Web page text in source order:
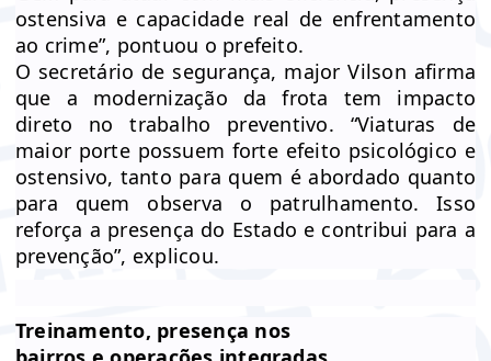
ostensiva e capacidade real de enfrentamento
ao crime”, pontuou o prefeito.
O secretário de segurança, major Vilson afirma
que a modernização da frota tem impacto
direto no trabalho preventivo. “Viaturas de
maior porte possuem forte efeito psicológico e
ostensivo, tanto para quem é abordado quanto
para quem observa o patrulhamento. Isso
reforça a presença do Estado e contribui para a
prevenção”, explicou.
Treinamento, presença nos